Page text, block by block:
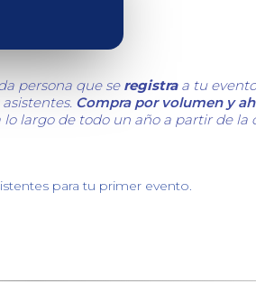
persona que se registraa tu
Compra por volumen y
lo largo de todo un año a partir de la
para tu primer evento.